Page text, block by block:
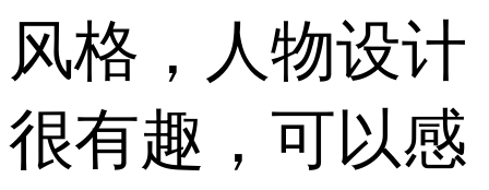
风格，人物设计
很有趣，可以感